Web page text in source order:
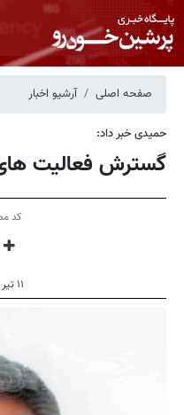
صفحه اصلی آرشیو اخبار
حمیدی خبر داد:
گسترش فعالیت های
کد
۱۱ تیر ۱۳۹۲ - ۱۱:۲۸